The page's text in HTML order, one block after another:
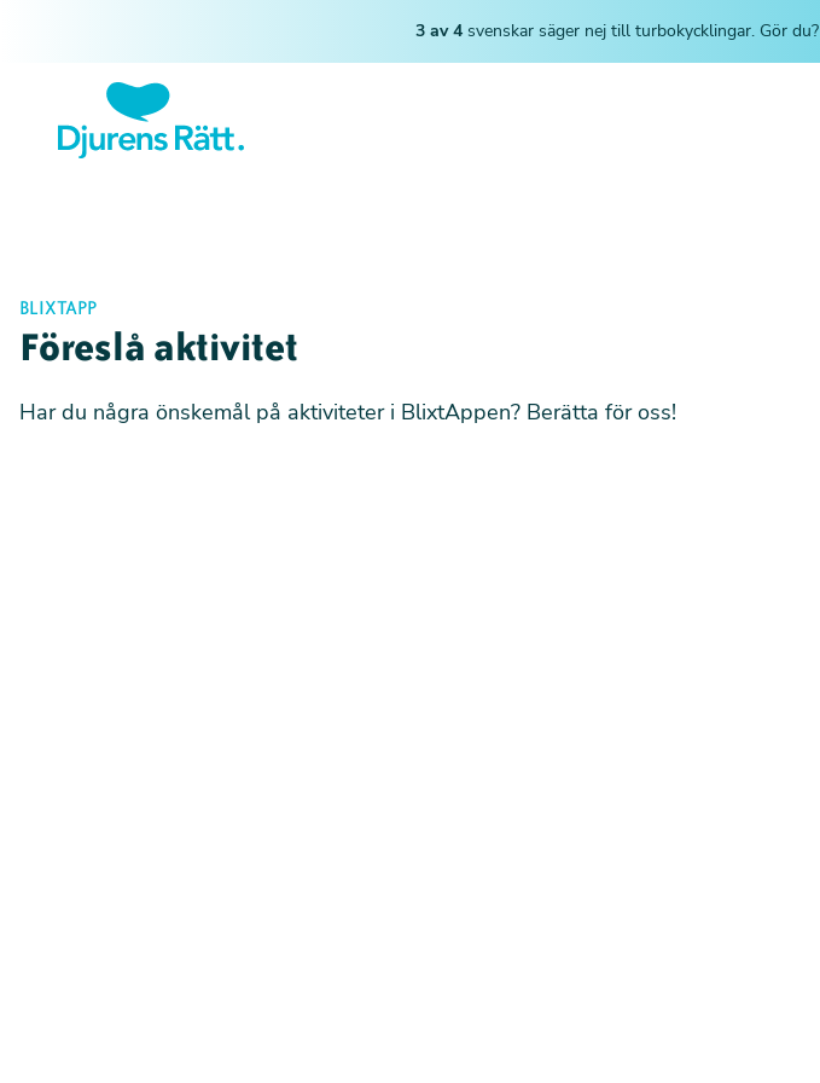
3 av 4 svenskar säger nej till turbokycklingar. Gör du?
BLIXTAPP
Föreslå aktivitet
Har du några önskemål på aktiviteter i BlixtAppen? Berätta för oss!